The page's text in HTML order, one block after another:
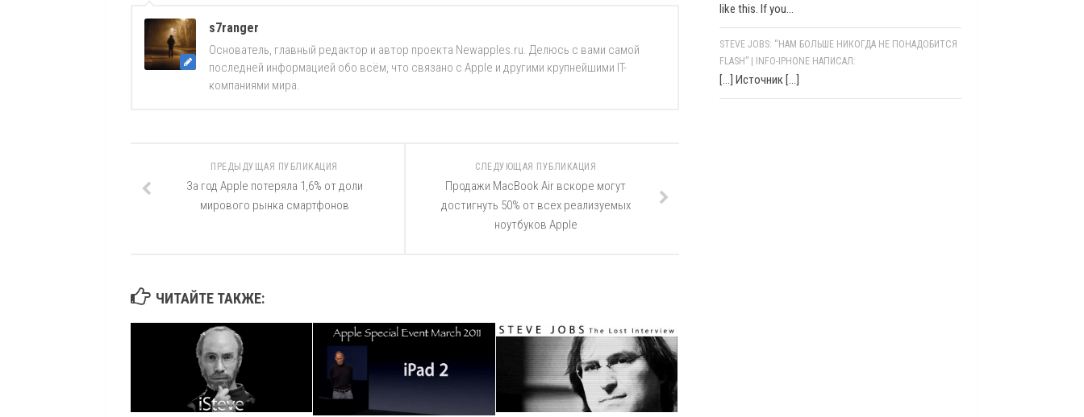
s7ranger
Основатель, главный редактор и автор проекта Newapples.ru. Делюсь с вами самой
последней информацией обо всём, что связано с Apple и другими крупнейшими IT-
компаниями мира.
СЛЕДУЮЩАЯ ПУБЛИКАЦИЯ
Продажи MacBook Air вскоре могут
достигнуть 50% от всех реализуемых
ноутбуков Apple
ПРЕДЫДУЩАЯ ПУБЛИКАЦИЯ
За год Apple потеряла 1,6% от доли
мирового рынка смартфонов
ЧИТАЙТЕ ТАКЖЕ:
like this. If you...
STEVE JOBS: “НАМ БОЛЬШЕ НИКОГДА НЕ ПОНАДОБИТСЯ
FLASH” | INFO-IPHONE НАПИСАЛ:
[…] Источник […]